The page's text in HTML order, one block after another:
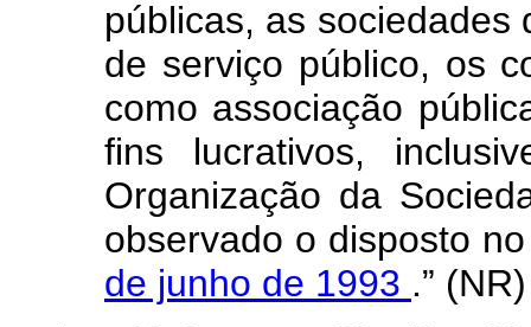
públicas, as sociedades
de serviço público, os
como associação
fins lucrativos,
Organização da
observado o disposto
de junho de 1993 .” (NR)